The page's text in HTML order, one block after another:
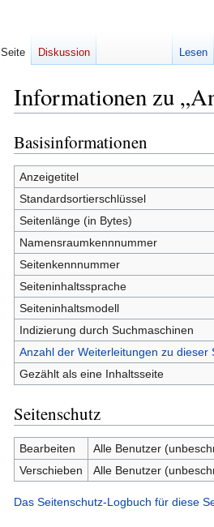
Informationen zu
Zur
Navigation
springen
Zur
Suche
springen
Basisinformationen
Anzeigetitel
Standardsortierschlüssel
Seitenlänge (in Bytes)
Namensraumkennnummer
Seitenkennnummer
Seiteninhaltssprache
Seiteninhaltsmodell
Indizierung durch Suchmaschinen
Anzahl der Weiterleitungen zu dieser
Gezählt als eine Inhaltsseite
Seitenschutz
Bearbeiten
Alle Benutzer
Verschieben
Alle Benutzer
Das Seitenschutz-Logbuch für diese
Seite Diskussion Lesen